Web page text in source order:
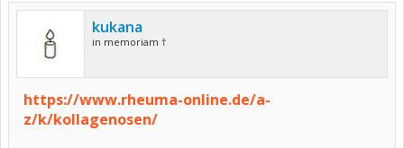
kukana
in memoriam †
https://www.rheuma-online.de/a-
z/k/kollagenosen/